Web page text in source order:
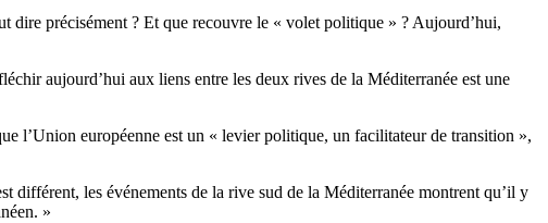
dire précisément ? Et que recouvre le « volet politique » ? Aujourd’hui,
aujourd’hui aux liens entre les deux rives de la Méditerranée est une
l’Union européenne est un « levier politique, un facilitateur de transition »,
différent, les événements de la rive sud de la Méditerranée montrent qu’il y
»